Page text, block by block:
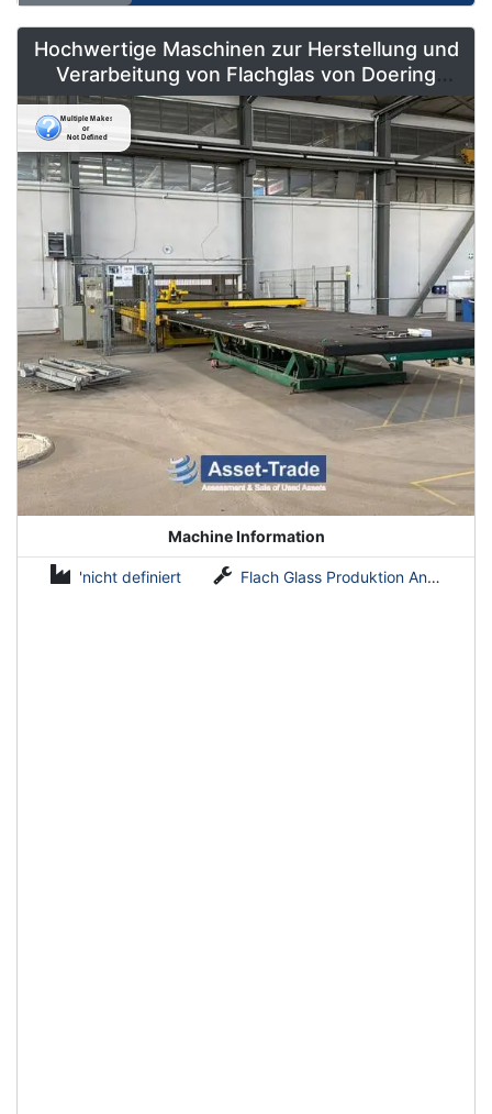
Hochwertige Maschinen zur Herstellung und
Verarbeitung von Flachglas von Doering
Radeburg – Weltweit erhältlich
Machine Information
'nicht definiert Flach Glass Produktion Anlagen